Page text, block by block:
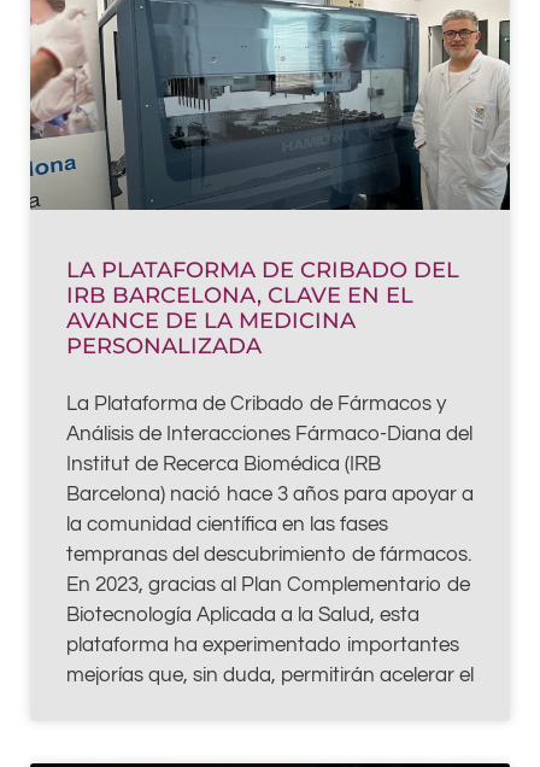
LA PLATAFORMA DE CRIBADO DEL
IRB BARCELONA, CLAVE EN EL
AVANCE DE LA MEDICINA
PERSONALIZADA
La Plataforma de Cribado de Fármacos y
Análisis de Interacciones Fármaco-Diana del
Institut de Recerca Biomédica (IRB
Barcelona) nació hace 3 años para apoyar a
la comunidad científica en las fases
tempranas del descubrimiento de fármacos.
En 2023, gracias al Plan Complementario de
Biotecnología Aplicada a la Salud, esta
plataforma ha experimentado importantes
mejorías que, sin duda, permitirán acelerar el